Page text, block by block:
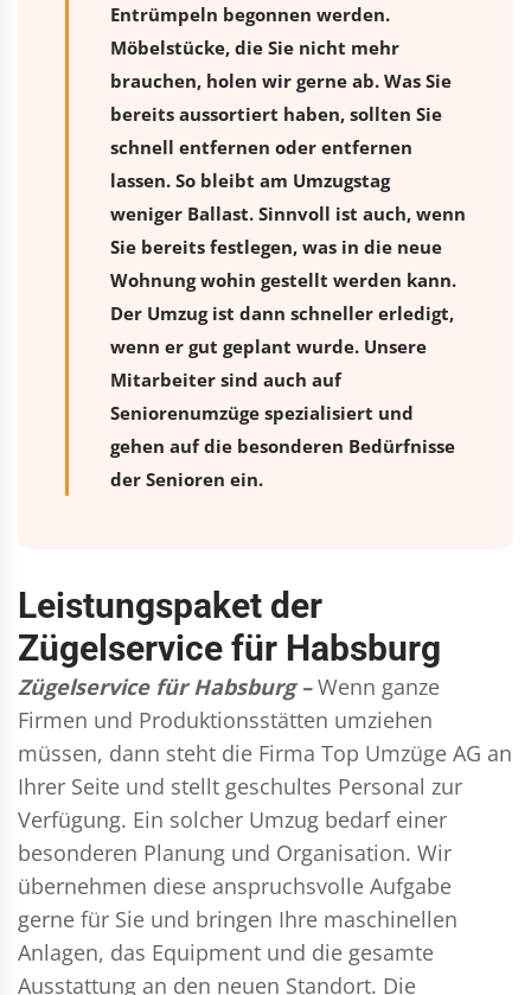
Entrümpeln begonnen werden.
Möbelstücke, die Sie nicht mehr
brauchen, holen wir gerne ab. Was Sie
bereits aussortiert haben, sollten Sie
schnell entfernen oder entfernen
lassen. So bleibt am Umzugstag
weniger Ballast. Sinnvoll ist auch, wenn
Sie bereits festlegen, was in die neue
Wohnung wohin gestellt werden kann.
Der Umzug ist dann schneller erledigt,
wenn er gut geplant wurde. Unsere
Mitarbeiter sind auch auf
Seniorenumzüge spezialisiert und
gehen auf die besonderen Bedürfnisse
der Senioren ein.
Leistungspaket der
Zügelservice für Habsburg
Zügelservice für Habsburg – Wenn ganze
Firmen und Produktionsstätten umziehen
müssen, dann steht die Firma Top Umzüge AG an
Ihrer Seite und stellt geschultes Personal zur
Verfügung. Ein solcher Umzug bedarf einer
besonderen Planung und Organisation. Wir
übernehmen diese anspruchsvolle Aufgabe
gerne für Sie und bringen Ihre maschinellen
Anlagen, das Equipment und die gesamte
Ausstattung an den neuen Standort. Die